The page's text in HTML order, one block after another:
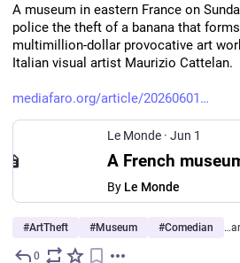
A museum in eastern France on
police the theft of a banana that forms
multimillion-dollar provocative art work
Italian visual artist Maurizio Cattelan.
mediafaro.org/article/20260601
Le Monde · Jun 1
By Le Monde
#ArtTheft #Museum #Comedian
0